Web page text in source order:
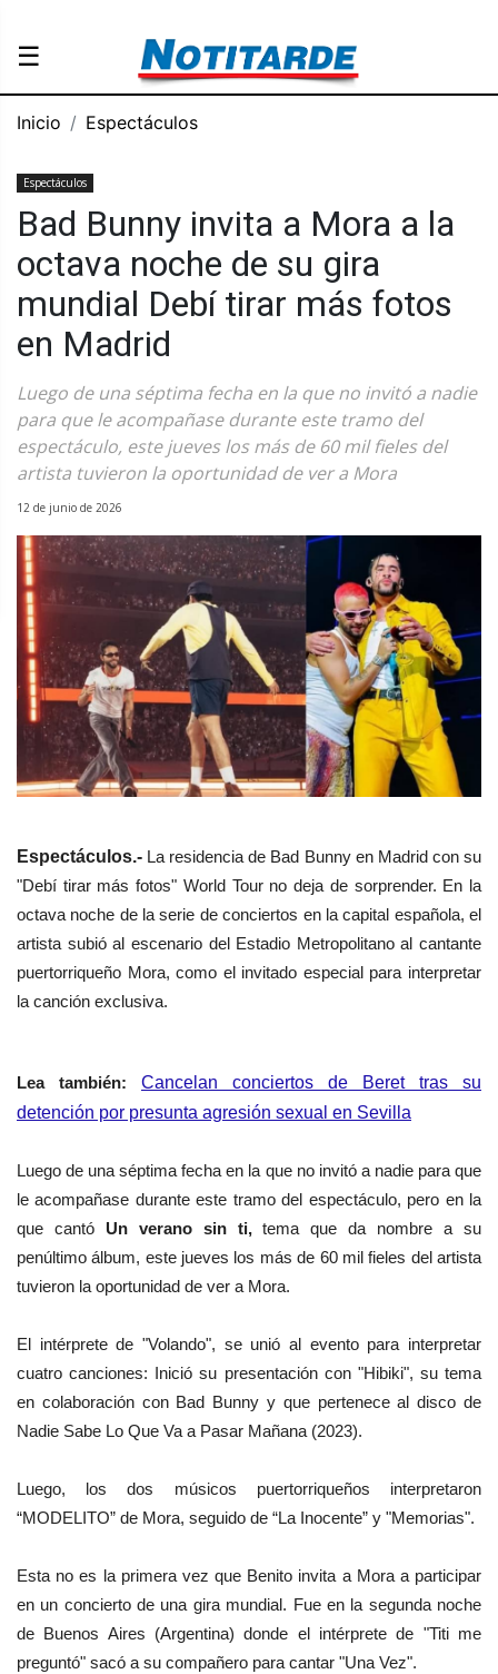
☰
Inicio Espectáculos
Espectáculos
Bad Bunny invita a Mora a la
octava noche de su gira
mundial Debí tirar más fotos
en Madrid
Luego de una séptima fecha en la que no invitó a nadie
para que le acompañase durante este tramo del
espectáculo, este jueves los más de 60 mil fieles del
artista tuvieron la oportunidad de ver a Mora
12 de junio de 2026
Espectáculos.- La residencia de Bad Bunny en Madrid con su
"Debí tirar más fotos" World Tour no deja de sorprender. En la
octava noche de la serie de conciertos en la capital española, el
artista subió al escenario del Estadio Metropolitano al cantante
puertorriqueño Mora, como el invitado especial para interpretar
la canción exclusiva.
Lea también: Cancelan conciertos de Beret tras su
detención por presunta agresión sexual en Sevilla
Luego de una séptima fecha en la que no invitó a nadie para que
le acompañase durante este tramo del espectáculo, pero en la
que cantóUn verano sin ti,tema que da nombre a su
penúltimo álbum, este jueves los más de 60 mil fieles del artista
tuvieron la oportunidad de ver a Mora.
El intérprete de "Volando", se unió al evento para interpretar
cuatro canciones: Inició su presentación con "Hibiki", su tema
en colaboración con Bad Bunny y que pertenece al disco de
Nadie Sabe Lo Que Va a Pasar Mañana (2023).
Luego, los dos músicos puertorriqueños interpretaron
“MODELITO” de Mora, seguido de “La Inocente” y "Memorias".
Esta no es la primera vez que Benito invita a Mora a participar
en un concierto de una gira mundial. Fue en la segunda noche
de Buenos Aires (Argentina) donde el intérprete de "Titi me
preguntó" sacó a su compañero para cantar "Una Vez".